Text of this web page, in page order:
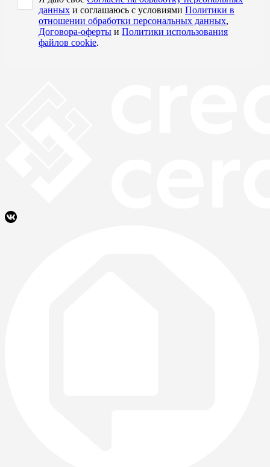
данных и соглашаюсь с условиями Политики в
отношении обработки персональных данных,
Договора-оферты и Политики использования
файлов cookie.